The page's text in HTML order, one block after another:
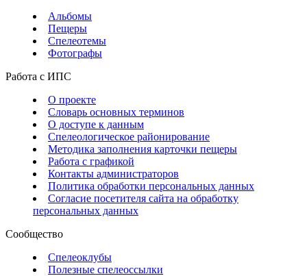
Альбомы
Пещеры
Спелеотемы
Фотографы
Работа с ИПС
О проекте
Словарь основных терминов
О доступе к данным
Спелеологическое районирование
Методика заполнения карточки пещеры
Работа с графикой
Контакты администраторов
Политика обработки персональных данных
Согласие посетителя сайта на обработку
персональных данных
Сообщество
Спелеоклубы
Полезные спелеоссылки